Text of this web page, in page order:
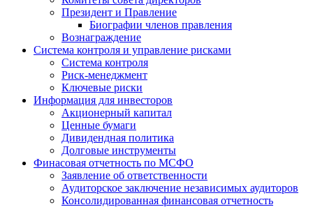
Президент и Правление
Биографии членов правления
Вознаграждение
Система контроля и управление рисками
Система контроля
Риск-менеджмент
Ключевые риски
Информация для инвесторов
Акционерный капитал
Ценные бумаги
Дивидендная политика
Долговые инструменты
Финасовая отчетность по МСФО
Заявление об ответственности
Аудиторское заключение независимых аудиторов
Консолидированная финансовая отчетность